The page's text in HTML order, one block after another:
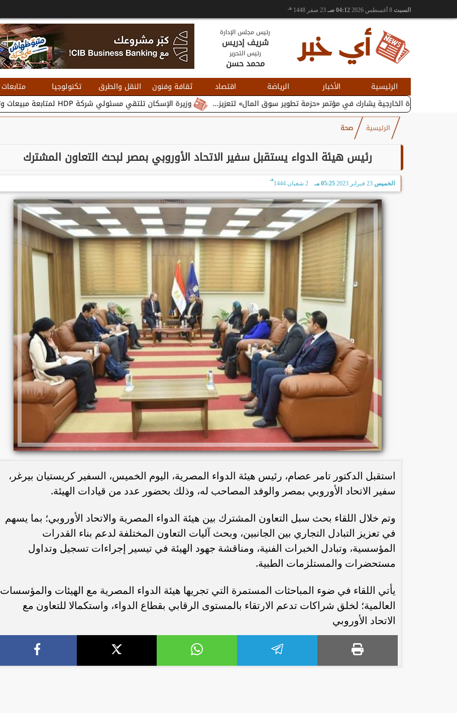
السبت 04:12 صـ 23 صفر 1448 هـ
رئيس مجلس الإدارة
شريف إدريس
رئيس التحرير
محمد حسن
الرئيسية الأخبار الرياضة اقتصاد ثقافة وفنون النقل والطرق تكنولوجيا متابعات
وزيرة الإسكان تلتقي مسئولي شركة HDP لمتابعة مبيعات وتسويق مشروعات المدن الجديدة... الخارجية يشارك في مؤتمر «حزمة تطوير سوق المال» لتعزيز...
الرئيسية صحة
رئيس هيئة الدواء يستقبل سفير الاتحاد الأوروبي بمصر لبحث التعاون المشترك
الخميس 23 فبراير 2023 05:25 مـ 2 شعبان 1444
هـ
استقبل الدكتور تامر عصام، رئيس هيئة الدواء المصرية، اليوم الخميس، السفير كريستيان بيرغر،
سفير الاتحاد الأوروبي بمصر والوفد المصاحب له، وذلك بحضور عدد من قيادات الهيئة.
وتم خلال اللقاء بحث سبل التعاون المشترك بين هيئة الدواء المصرية والاتحاد الأوروبي؛ بما يسهم
في تعزيز التبادل التجاري بين الجانبين، وبحث آليات التعاون المختلفة لدعم بناء القدرات
المؤسسية، وتبادل الخبرات الفنية، ومناقشة جهود الهيئة في تيسير إجراءات تسجيل وتداول
مستحضرات والمستلزمات الطبية.
يأتي اللقاء في ضوء المباحثات المستمرة التي تجريها هيئة الدواء المصرية مع الهيئات والمؤسسات
العالمية؛ لخلق شراكات تدعم الارتقاء بالمستوى الرقابي بقطاع الدواء، واستكمالا للتعاون مع
الاتحاد الأوروبي